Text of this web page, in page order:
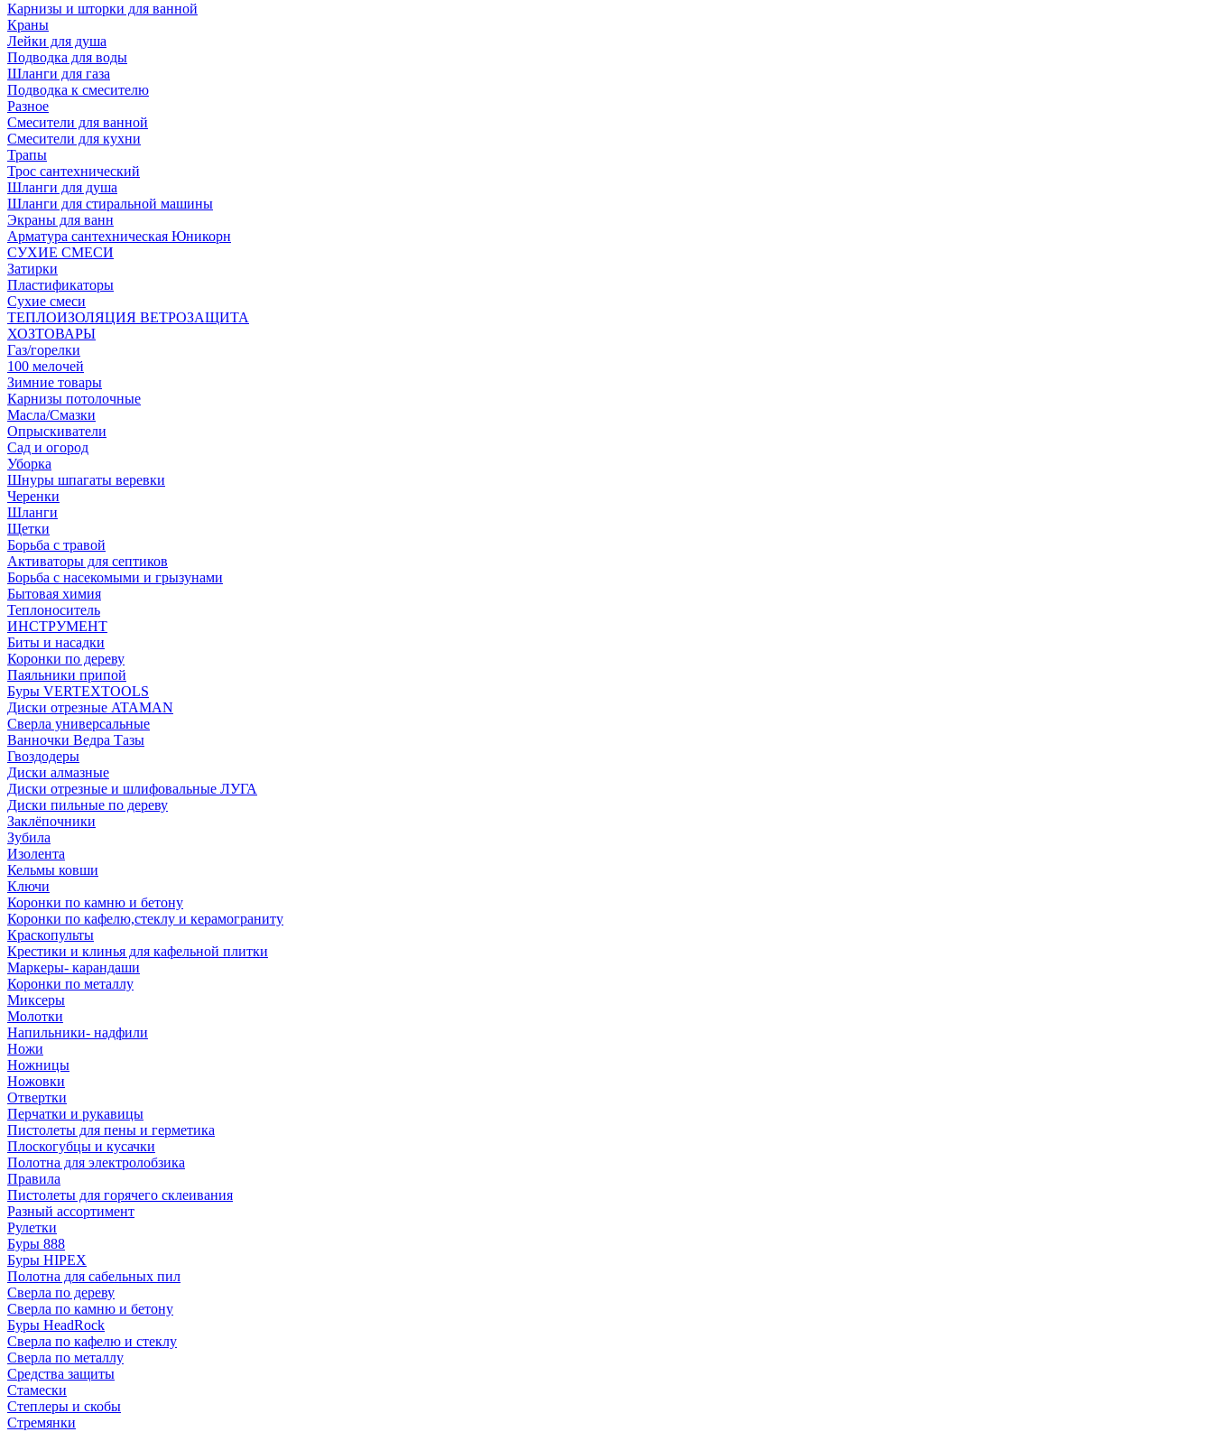
Карнизы и шторки для ванной
Краны
Лейки для душа
Подводка для воды
Шланги для газа
Подводка к смесителю
Разное
Смесители для ванной
Смесители для кухни
Трапы
Трос сантехнический
Шланги для душа
Шланги для стиральной машины
Экраны для ванн
Арматура сантехническая Юникорн
СУХИЕ СМЕСИ
Затирки
Пластификаторы
Сухие смеси
ТЕПЛОИЗОЛЯЦИЯ ВЕТРОЗАЩИТА
ХОЗТОВАРЫ
Газ/горелки
100 мелочей
Зимние товары
Карнизы потолочные
Масла/Смазки
Опрыскиватели
Сад и огород
Уборка
Шнуры шпагаты веревки
Черенки
Шланги
Щетки
Борьба с травой
Активаторы для септиков
Борьба с насекомыми и грызунами
Бытовая химия
Теплоноситель
ИНСТРУМЕНТ
Биты и насадки
Коронки по дереву
Паяльники припой
Буры VERTEXTOOLS
Диски отрезные ATAMAN
Сверла универсальные
Ванночки Ведра Тазы
Гвоздодеры
Диски алмазные
Диски отрезные и шлифовальные ЛУГА
Диски пильные по дереву
Заклёпочники
Зубила
Изолента
Кельмы ковши
Ключи
Коронки по камню и бетону
Коронки по кафелю,стеклу и керамограниту
Краскопульты
Крестики и клинья для кафельной плитки
Маркеры- карандаши
Коронки по металлу
Миксеры
Молотки
Напильники- надфили
Ножи
Ножницы
Ножовки
Отвертки
Перчатки и рукавицы
Пистолеты для пены и герметика
Плоскогубцы и кусачки
Полотна для электролобзика
Правила
Пистолеты для горячего склеивания
Разный ассортимент
Рулетки
Буры 888
Буры HIPEX
Полотна для сабельных пил
Сверла по дереву
Сверла по камню и бетону
Буры HeadRock
Сверла по кафелю и стеклу
Сверла по металлу
Средства защиты
Стамески
Степлеры и скобы
Стремянки